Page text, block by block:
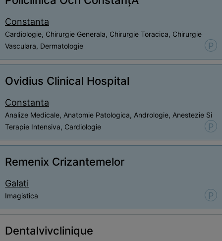
Constanta
Cardiologie, Chirurgie Generala, Chirurgie Toracica, Chirurgie
Vasculara, Dermatologie
P
Ovidius Clinical Hospital
Constanta
Analize Medicale, Anatomie Patologica, Andrologie, Anestezie Si
Terapie Intensiva, Cardiologie
P
Remenix Crizantemelor
Galati
Imagistica P
Dentalvivclinique